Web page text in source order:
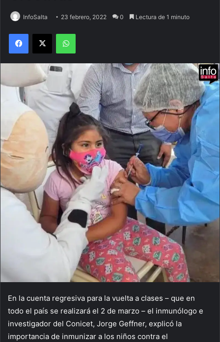
InfoSalta 23 febrero, 2022 0 Lectura de 1 minuto
Facebook
X WhatsApp
En la cuenta regresiva para la vuelta a clases – que en
todo el país se realizará el 2 de marzo – el inmunólogo e
investigador del Conicet, Jorge Geffner, explicó la
importancia de inmunizar a los niños contra el